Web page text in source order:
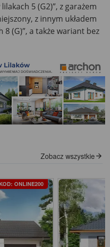
5 (G2)”, z garażem
z innym układem
8 (G)”, a także wariant bez
Zobacz wszystkie
ONLINE200